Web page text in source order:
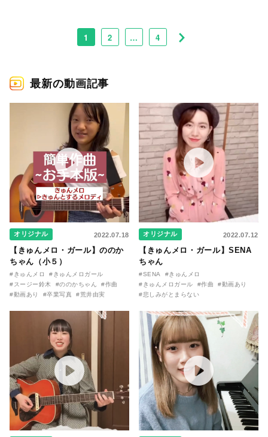
1 2 … 4
最新の動画記事
オリジナル 2022.07.18
【きゅんメロ・ガール】ののか
ちゃん（小５）
#きゅんメロ
#きゅんメロガール
#スージー鈴木
#ののかちゃん
#作曲
#動画あり
#卒業写真 #荒井由実
オリジナル 2022.07.12
【きゅんメロ・ガール】SENA
ちゃん
#SENA
#きゅんメロ
#きゅんメロガール
#作曲
#動画あり
#悲しみがとまらない